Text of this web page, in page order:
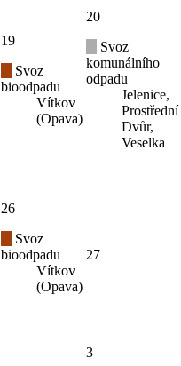
19
Svoz
bioodpadu
Vítkov
(Opava)
20
Svoz
komunálního
odpadu
Jelenice,
Prostřední
Dvůr,
Veselka
26
Svoz
bioodpadu
Vítkov
(Opava)
27
3